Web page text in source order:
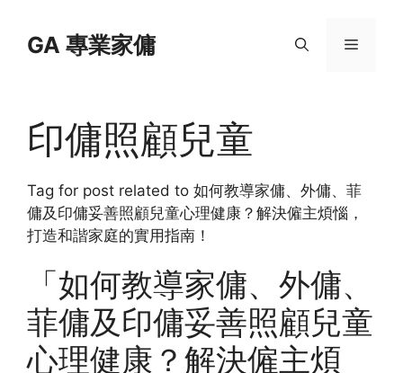
contentGA 專業家傭 Menu
印傭照顧兒童
Tag for post related to 如何教導家傭、外傭、菲
傭及印傭妥善照顧兒童心理健康？解決僱主煩惱，
打造和諧家庭的實用指南！
「如何教導家傭、外傭、
菲傭及印傭妥善照顧兒童
心理健康？解決僱主煩